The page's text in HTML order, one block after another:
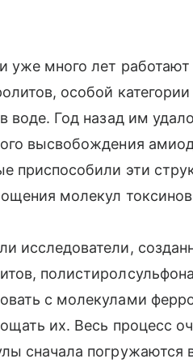
уже много лет
особой
воде. Год назад им
высвобождения
приспособили эти
молекул
исследователи,
с молекулами
их. Весь процесс
сначала погружаются